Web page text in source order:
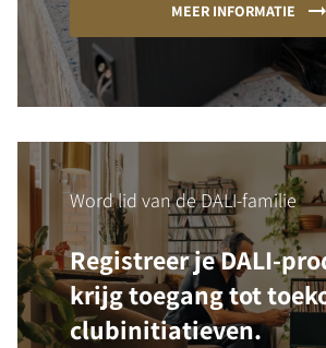
MEER INFORMATIE
Word lid van de DALI-familie
Registreer je DALI-
krijg toegang tot
clubinitiatieven.